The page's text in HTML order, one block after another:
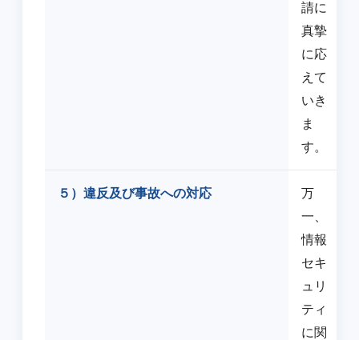
請に
真摯
に応
えて
いき
ま
す。
５）違反及び事故への対応
万
一、
情報
セキ
ュリ
ティ
に関